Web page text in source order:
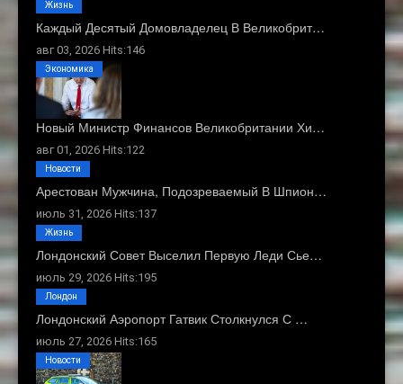
Каждый Десятый Домовладелец В Великобрит…
авг 03, 2026 Hits:146
Жизнь
Новый Министр Финансов Великобритании Хи…
авг 01, 2026 Hits:122
Экономика
Арестован Мужчина, Подозреваемый В Шпион…
июль 31, 2026 Hits:137
Новости
Лондонский Совет Выселил Первую Леди Сье…
июль 29, 2026 Hits:195
Жизнь
Лондонский Аэропорт Гатвик Столкнулся С …
июль 27, 2026 Hits:165
Лондон
Новости